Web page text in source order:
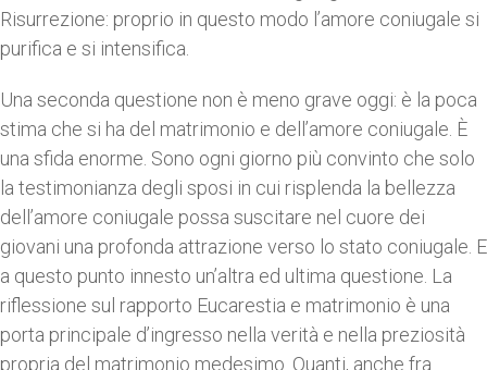
Risurrezione: proprio in questo modo l’amore coniugale si
purifica e si intensifica.
Una seconda questione non è meno grave oggi: è la poca
stima che si ha del matrimonio e dell’amore coniugale. È
una sfida enorme. Sono ogni giorno più convinto che solo
la testimonianza degli sposi in cui risplenda la bellezza
dell’amore coniugale possa suscitare nel cuore dei
giovani una profonda attrazione verso lo stato coniugale. E
a questo punto innesto un’altra ed ultima questione. La
riflessione sul rapporto Eucarestia e matrimonio è una
porta principale d’ingresso nella verità e nella preziosità
propria del matrimonio medesimo. Quanti, anche fra